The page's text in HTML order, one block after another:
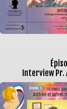
Interview Pr.